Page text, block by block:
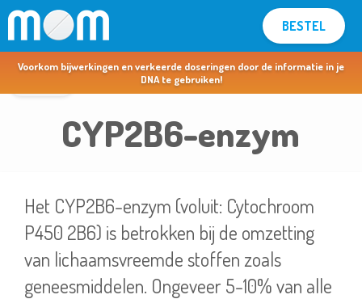
BESTEL
MOM voor apothekers & artsen >
Voorkom bijwerkingen en verkeerde doseringen door de informatie in je
DNA te gebruiken!
CYP2B6-enzym
Het CYP2B6-enzym (voluit: Cytochroom
P450 2B6) is betrokken bij de omzetting
van lichaamsvreemde stoffen zoals
geneesmiddelen. Ongeveer 5-10% van alle